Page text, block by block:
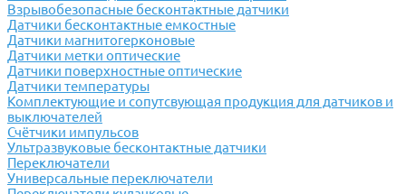
Взрывобезопасные бесконтактные датчики
Датчики бесконтактные емкостные
Датчики магнитогерконовые
Датчики метки оптические
Датчики поверхностные оптические
Датчики температуры
Комплектующие и сопутсвующая продукция для датчиков и
выключателей
Счётчики импульсов
Ультразвуковые бесконтактные датчики
Переключатели
Универсальные переключатели